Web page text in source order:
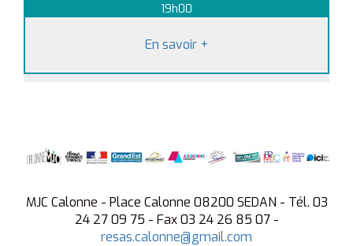
19h00
En savoir +
MJC Calonne - Place Calonne 08200 SEDAN - Tél. 03
24 27 09 75 - Fax 03 24 26 85 07 -
resas.calonne@gmail.com